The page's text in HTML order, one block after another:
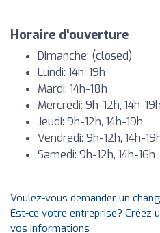
Horaire d'ouverture
Dimanche: (closed)
Lundi: 14h-19h
Mardi: 14h-18h
Mercredi: 9h-12h, 14h-19h
Jeudi: 9h-12h, 14h-19h
Vendredi: 9h-12h, 14h-
Samedi: 9h-12h, 14h-16h
Voulez-vous demander un
Est-ce votre entreprise? Créez
vos informations